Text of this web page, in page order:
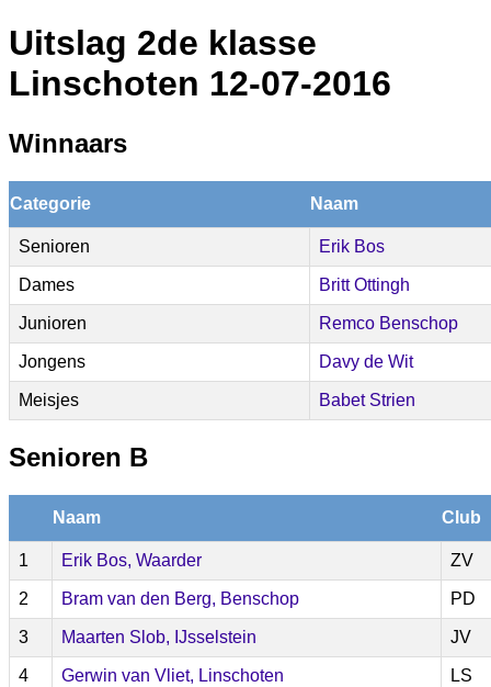
Uitslag 2de klasse
Linschoten 12-07-2016
Winnaars
Categorie Naam
Senioren Erik Bos
Dames Britt Ottingh
Junioren Remco Benschop
Jongens Davy de Wit
Meisjes Babet Strien
Senioren B
Naam Club
1 Erik Bos, Waarder ZV
2 Bram van den Berg, Benschop PD
3 Maarten Slob, IJsselstein JV
4 Gerwin van Vliet, Linschoten LS